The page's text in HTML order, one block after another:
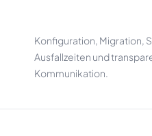
Konfiguration, Migration,
Ausfallzeiten und
Kommunikation.